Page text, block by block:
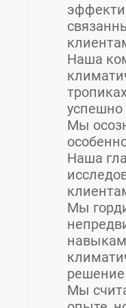
Наша
Мы
Наша
Мы
решение
Мы